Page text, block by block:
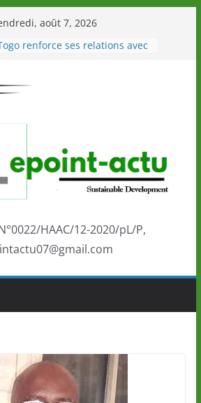
août 7, 2026
renforce ses relations avec
en Côte d’Ivoire
DETENTE”, un nouveau tirage
de confiance au Togo sur
internationale au-delà des
de ses athlètes
Que retenir de la politique
et de l’ambition de
HAAC/12-2020/pL/P,